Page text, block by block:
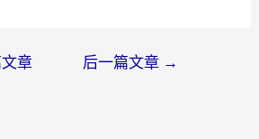
章 后一篇文章 →